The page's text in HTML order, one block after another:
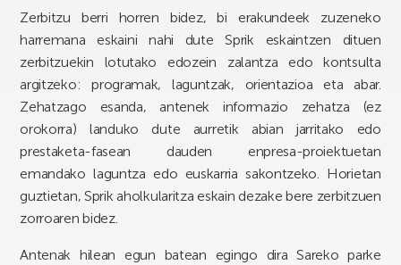
Zerbitzu berri horren bidez, bi erakundeek zuzeneko
harremana eskaini nahi dute Sprik eskaintzen dituen
zerbitzuekin lotutako edozein zalantza edo kontsulta
argitzeko: programak, laguntzak, orientazioa eta abar.
Zehatzago esanda, antenek informazio zehatza (ez
orokorra) landuko dute aurretik abian jarritako edo
prestaketa-fasean dauden enpresa-proiektuetan
emandako laguntza edo euskarria sakontzeko. Horietan
guztietan, Sprik aholkularitza eskain dezake bere zerbitzuen
zorroaren bidez.
Antenak hilean egun batean egingo dira Sareko parke